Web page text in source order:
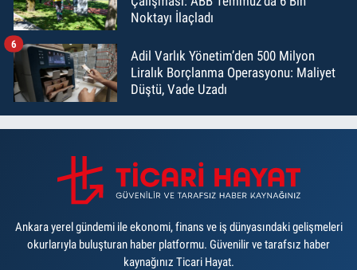
Noktayı İlaçladı
Adil Varlık Yönetim’den 500 Milyon
Liralık Borçlanma Operasyonu: Maliyet
Düştü, Vade Uzadı
6
Ankara yerel gündemi ile ekonomi, finans ve iş dünyasındaki gelişmeleri
okurlarıyla buluşturan haber platformu. Güvenilir ve tarafsız haber
kaynağınız Ticari Hayat.